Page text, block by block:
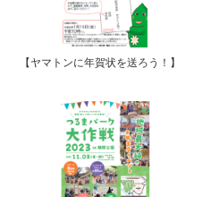
【ヤマトンに年賀状を送ろう！】